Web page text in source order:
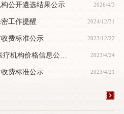
公开遴选结果公示 2026/4/3
工作提醒 2024/12/31
费标准公示 2023/12/22
疗机构价格信息公
2023/4/24
费标准公示 2023/4/21